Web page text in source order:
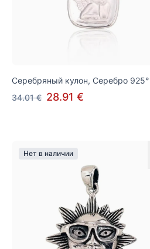
Серебряный кулон, Серебро 925°
34.01 € 28.91 €
Нет в наличии